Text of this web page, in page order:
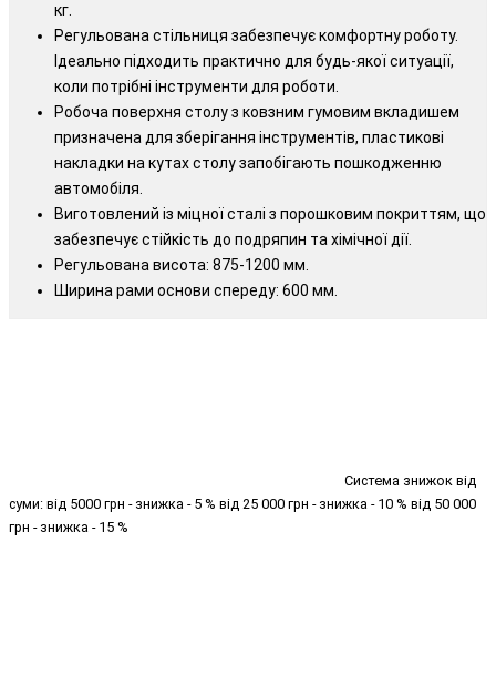
кг.
Регульована стільниця забезпечує комфортну роботу.
Ідеально підходить практично для будь-якої ситуації,
коли потрібні інструменти для роботи.
Робоча поверхня столу з ковзним гумовим вкладишем
призначена для зберігання інструментів, пластикові
накладки на кутах столу запобігають пошкодженню
автомобіля.
Виготовлений із міцної сталі з порошковим покриттям, що
забезпечує стійкість до подряпин та хімічної дії.
Регульована висота: 875-1200 мм.
Ширина рами основи спереду: 600 мм.
Система знижок від
суми: від 5000 грн - знижка - 5 % від 25 000 грн - знижка - 10 % від 50 000
грн - знижка - 15 %